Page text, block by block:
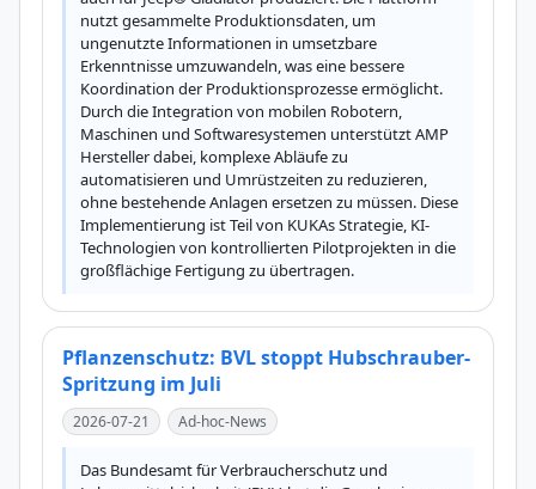
nutzt gesammelte Produktionsdaten, um
ungenutzte Informationen in umsetzbare
Erkenntnisse umzuwandeln, was eine bessere
Koordination der Produktionsprozesse ermöglicht.
Durch die Integration von mobilen Robotern,
Maschinen und Softwaresystemen unterstützt AMP
Hersteller dabei, komplexe Abläufe zu
automatisieren und Umrüstzeiten zu reduzieren,
ohne bestehende Anlagen ersetzen zu müssen. Diese
Implementierung ist Teil von KUKAs Strategie, KI-
Technologien von kontrollierten Pilotprojekten in die
großflächige Fertigung zu übertragen.
Pflanzenschutz: BVL stoppt Hubschrauber-
Spritzung im Juli
2026-07-21 Ad-hoc-News
Das Bundesamt für Verbraucherschutz und